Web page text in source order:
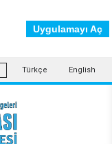
Türkçe English
Uygulamayı Aç